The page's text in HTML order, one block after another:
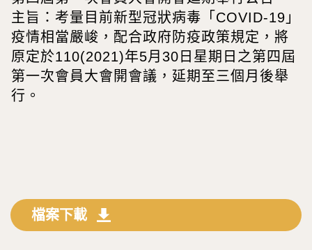
主旨：考量目前新型冠狀病毒「COVID-19」
疫情相當嚴峻，配合政府防疫政策規定，將
原定於110(2021)年5月30日星期日之第四屆
第一次會員大會開會議，延期至三個月後舉
行。
檔案下載